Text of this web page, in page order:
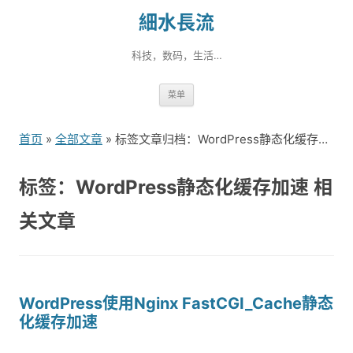
細水長流
科技，数码，生活…
菜单
到
首页 » 全部文章 » 标签文章归档：WordPress静态化缓存加速（1）
标签：WordPress静态化缓存加速 相
关文章
WordPress使用Nginx FastCGI_Cache静态
化缓存加速